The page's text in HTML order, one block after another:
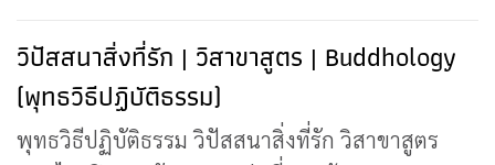
วิปัสสนาสิ่งที่รัก | วิสาขาสูตร | Buddhology
(พุทธวิธีปฏิบัติธรรม)
พุทธวิธีปฏิบัติธรรม วิปัสสนาสิ่งที่รัก วิสาขาสูตร